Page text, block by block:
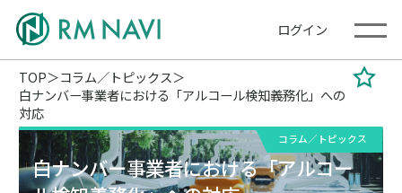
ログイン
TOP
コラム／トピックス
白ナンバー事業者における「アルコール検知義務化」への
対応
コラム／トピックス
白ナンバー事業者における「アルコー